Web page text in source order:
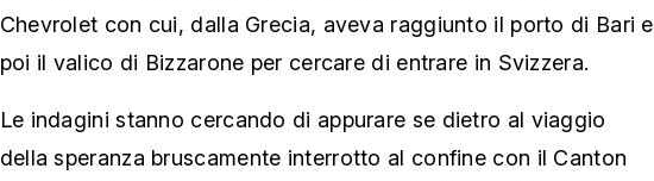
Chevrolet con cui, dalla Grecia, aveva raggiunto il porto di Bari e
poi il valico di Bizzarone per cercare di entrare in Svizzera.
Le indagini stanno cercando di appurare se dietro al viaggio
della speranza bruscamente interrotto al confine con il Canton